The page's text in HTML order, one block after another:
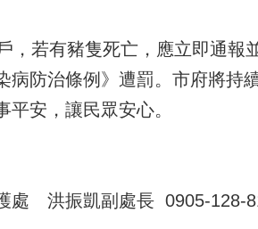
若有豬隻死亡，應立即通報
病防治條例》遭罰。市府將持
安，讓民眾安心。
處 洪振凱副處長 0905-128-